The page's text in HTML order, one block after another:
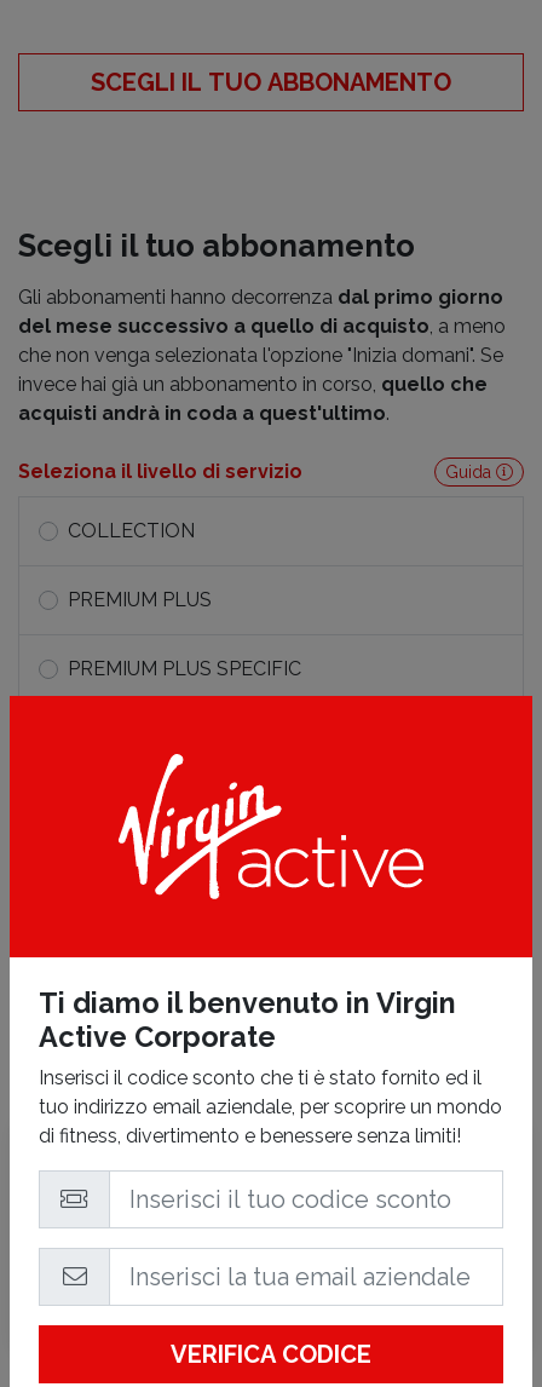
Ti diamo il benvenuto in Virgin
Active Corporate
Inserisci il codice sconto che ti è stato fornito ed il
tuo indirizzo email aziendale, per scoprire un mondo
di fitness, divertimento e benessere senza limiti!
VERIFICA CODICE
SCEGLI IL TUO ABBONAMENTO
Scegli il tuo abbonamento
Gli abbonamenti hanno decorrenza dal primo giorno
del mese successivo a quello di acquisto, a meno
che non venga selezionata l'opzione "Inizia domani". Se
invece hai già un abbonamento in corso, quello che
acquisti andrà in coda a quest'ultimo.
Seleziona il livello di servizio Guida
COLLECTION
PREMIUM PLUS
PREMIUM PLUS SPECIFIC
GYM TRAINING
HOME CLUB
Milanofiori
Viale Milano Fiori - Milano(MI)
Tutte le attività termineranno 30 minuti prima dell'orario di
chiusura indicato.